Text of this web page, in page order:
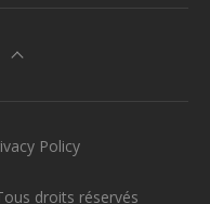
droits réservés
Policy